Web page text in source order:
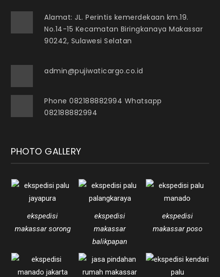
Alamat: JL. Perintis kemerdekaan km.19.
No.14-15 Kecamatan Biringkanaya Makassar
90242, Sulawesi Selatan
admin@pujiwaticargo.co.id
Phone 082188882994 Whatsapp
082188882994
PHOTO GALLERY
ekspedisi
makassar sorong
ekspedisi
makassar
balikpapan
ekspedisi
makassar poso